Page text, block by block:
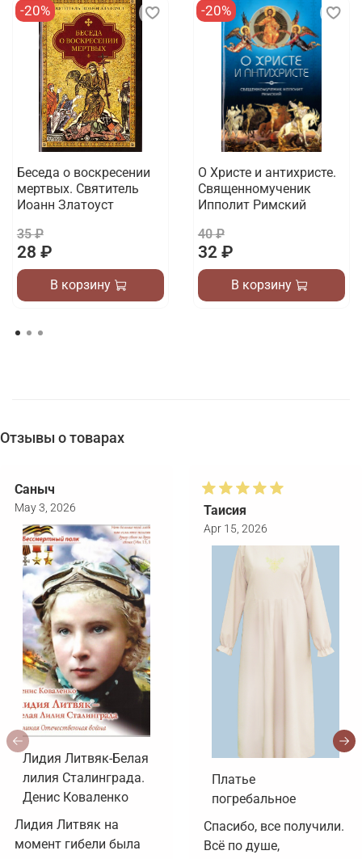
-20%
Беседа о воскресении
мертвых. Святитель
Иоанн Златоуст
35 ₽
28 ₽
В корзину
-20%
О Христе и антихристе.
Священномученик
Ипполит Римский
40 ₽
32 ₽
В корзину
Отзывы о товарах
Саныч
May 3, 2026
Лидия Литвяк-Белая
лилия Сталинграда.
Денис Коваленко
Лидия Литвяк на
момент гибели была
Таисия
Apr 15, 2026
Платье
погребальное
Спасибо, все получили.
Всё по душе,